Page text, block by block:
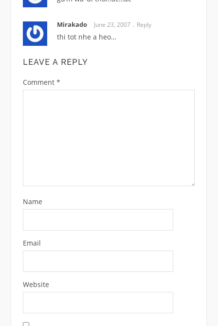
Mirakado June 23, 2007 Reply
thi tot nhe a heo…
LEAVE A REPLY
Comment *
Name
Email
Website